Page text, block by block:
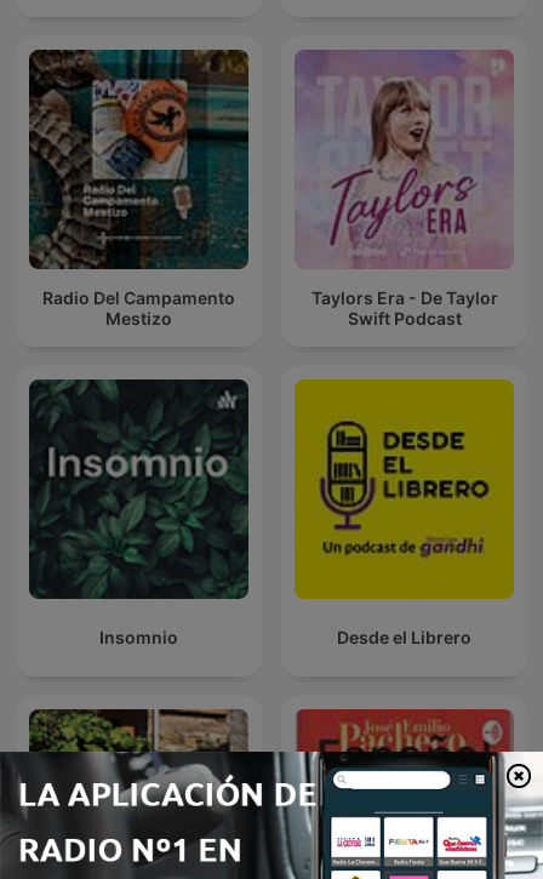
Radio Del Campamento
Mestizo
Taylors Era - De Taylor
Swift Podcast
Insomnio Desde el Librero